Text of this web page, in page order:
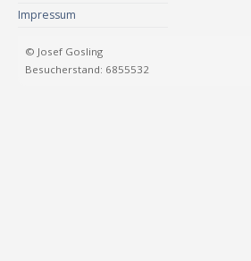
Impressum
© Josef Gosling
Besucherstand: 6855532